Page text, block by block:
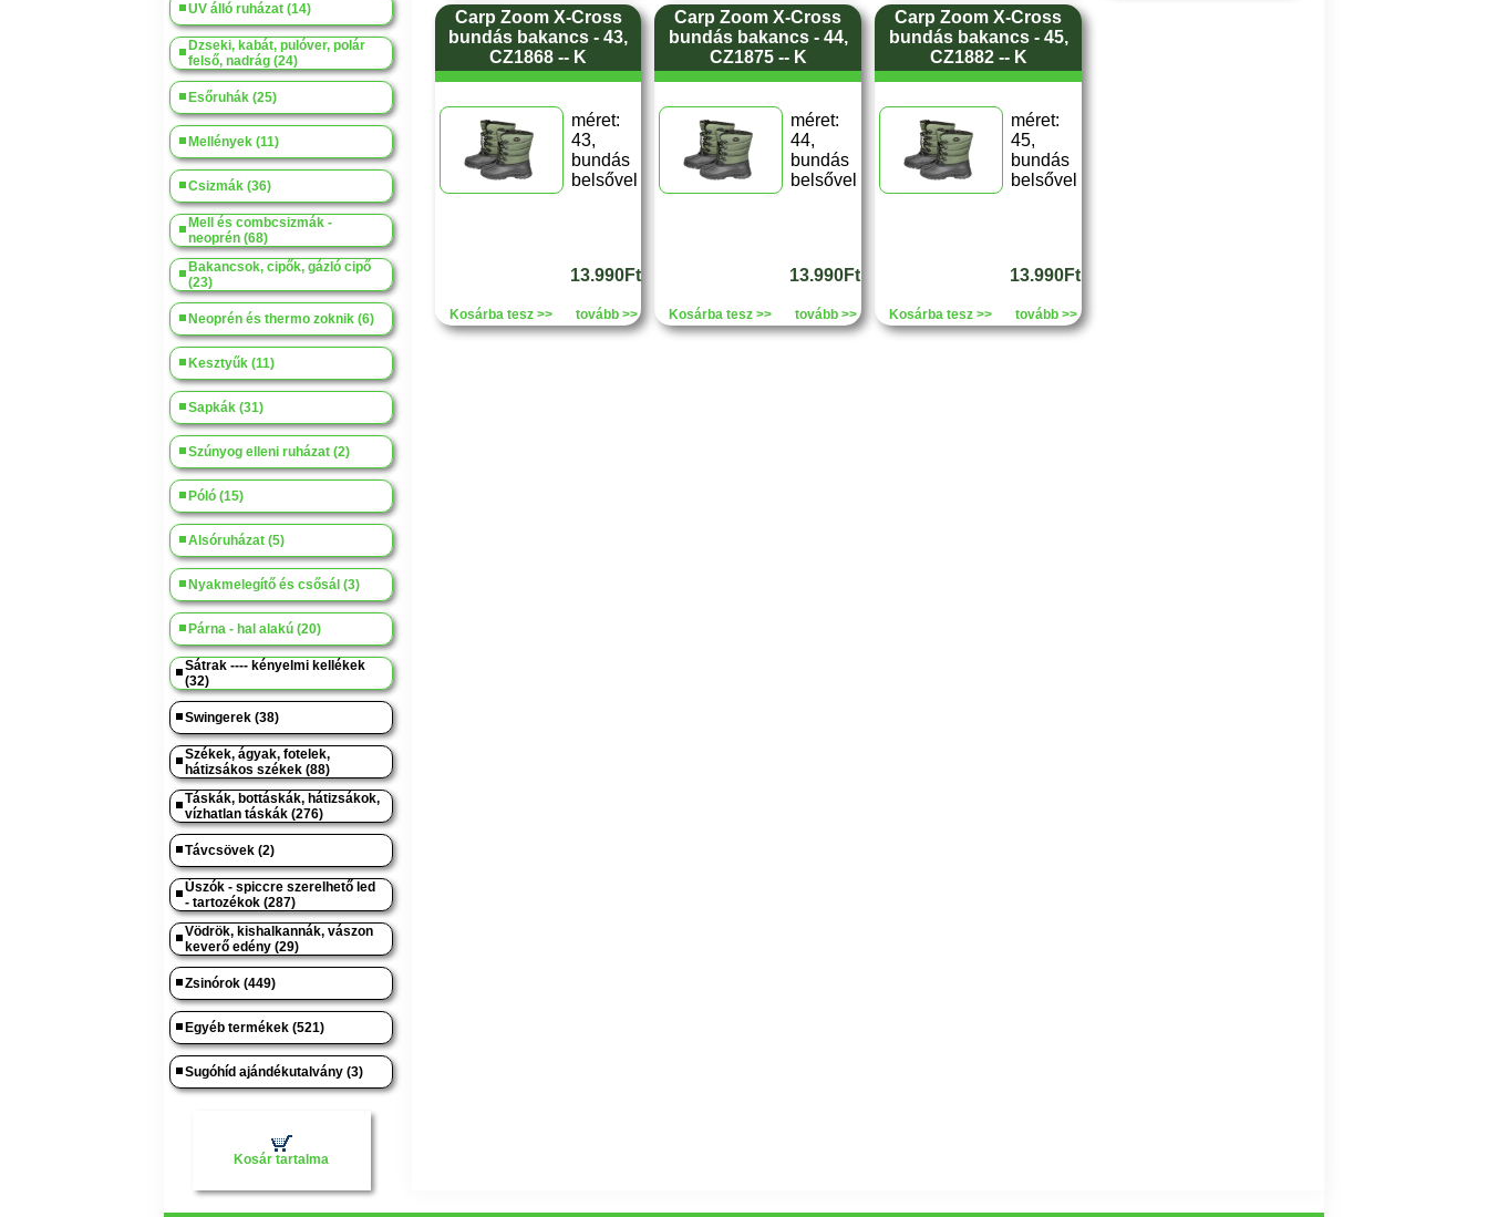
UV álló ruházat (14)
Dzseki, kabát, pulóver, polár
felső, nadrág (24)
Esőruhák (25)
Mellények (11)
Csizmák (36)
Mell és combcsizmák -
neoprén (68)
Bakancsok, cipők, gázló cipő
(23)
Neoprén és thermo zoknik (6)
Kesztyűk (11)
Sapkák (31)
Szúnyog elleni ruházat (2)
Póló (15)
Alsóruházat (5)
Nyakmelegítő és csősál (3)
Párna - hal alakú (20)
Sátrak ---- kényelmi kellékek
(32)
Swingerek (38)
Székek, ágyak, fotelek,
hátizsákos székek (88)
Táskák, bottáskák, hátizsákok,
vízhatlan táskák (276)
Távcsövek (2)
Úszók - spiccre szerelhető led
- tartozékok (287)
Vödrök, kishalkannák, vászon
keverő edény (29)
Zsinórok (449)
Egyéb termékek (521)
Sugóhíd ajándékutalvány (3)
Kosár tartalma
Carp Zoom X-Cross
bundás bakancs - 43,
CZ1868 -- K
méret:
43,
bundás
belsővel
13.990Ft
Kosárba tesz >> tovább >>
Carp Zoom X-Cross
bundás bakancs - 44,
CZ1875 -- K
méret:
44,
bundás
belsővel
13.990Ft
Kosárba tesz >> tovább >>
Carp Zoom X-Cross
bundás bakancs - 45,
CZ1882 -- K
méret:
45,
bundás
belsővel
13.990Ft
Kosárba tesz >> tovább >>